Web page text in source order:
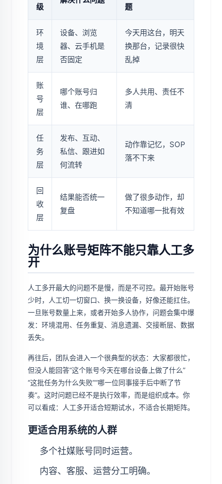
级 题
环
境
层
设备、浏览
器、云手机是
否固定
今天用这台，明天
换那台，记录很快
乱掉
账
号
层
哪个账号归
谁、在哪跑
多人共用、责任不
清
任
务
层
发布、互动、
私信、跟进如
何流转
动作靠记忆，SOP
落不下来
回
收
层
结果能否统一
复盘
做了很多动作，却
不知道哪一批有效
为什么账号矩阵不能只靠人工多
开
人工多开最大的问题不是慢，而是不可控。最开始账号
少时，人工切一切窗口、换一换设备，好像还能扛住。
一旦账号数量上来，或者开始多人协作，问题会集中爆
发：环境混用、任务重复、消息遗漏、交接断层、数据
丢失。
再往后，团队会进入一个很典型的状态：大家都很忙，
但没人能回答“这个账号今天在哪台设备上做了什么”
“这批任务为什么失败”“哪一位同事接手后中断了节
奏”。这时问题已经不是执行效率，而是组织成本。你
可以看成：人工多开适合短期试水，不适合长期矩阵。
更适合用系统的人群
多个社媒账号同时运营。
内容、客服、运营分工明确。